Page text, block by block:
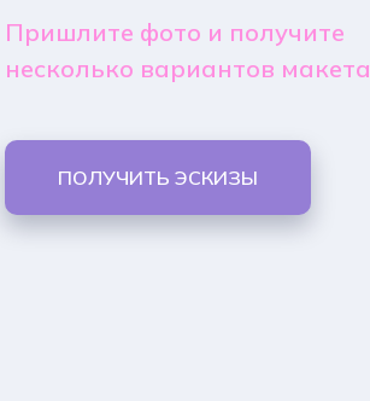
Пришлите фото и получите
несколько вариантов макета
ПОЛУЧИТЬ ЭСКИЗЫ